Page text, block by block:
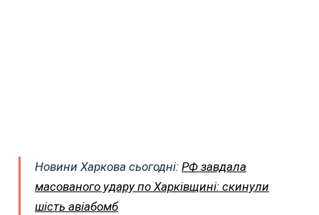
Новини Харкова сьогодні: РФ завдала
масованого удару по Харківщині: скинули
шість авіабомб